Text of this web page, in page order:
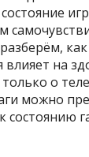
влияет на
о
можно
состоянию